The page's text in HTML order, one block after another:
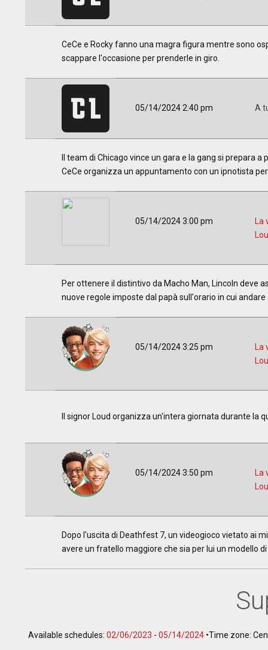
CeCe e Rocky fanno una magra figura mentre sono
scappare l'occasione per prenderle in giro.
05/14/2024 2:40 pm A
ll team di Chicago vince un gara e la gang si prepara
CeCe organizza un appuntamento con un ipnotista
05/14/2024 3:00 pm
Per ottenere il distintivo da Macho Man, Lincoln deve
nuove regole imposte dal papà sull'orario in cui
05/14/2024 3:25 pm
Il signor Loud organizza un'intera giornata durante la
05/14/2024 3:50 pm
Dopo l'uscita di Deathfest 7, un videogioco vietato ai
avere un fratello maggiore che sia per lui un modello
Available schedules: 02/06/2023 - 05/14/2024 •Time zone: